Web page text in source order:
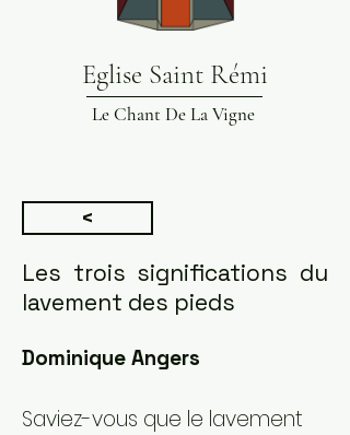
Eglise Saint Rémi
Le Chant De La Vigne
<
Les trois significations du
lavement des pieds
Dominique Angers
Saviez-vous que le lavement